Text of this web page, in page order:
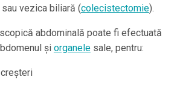
vezica biliară (colecistectomie).
abdominală poate fi efectuată
și organelesale, pentru: